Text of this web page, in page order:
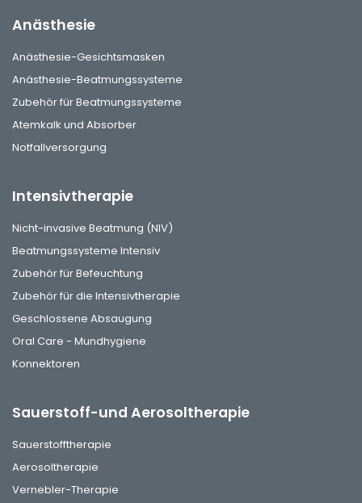
Anästhesie
Anästhesie-Gesichtsmasken
Anästhesie-Beatmungssysteme
Zubehör für Beatmungssysteme
Atemkalk und Absorber
Notfallversorgung
Intensivtherapie
Nicht-invasive Beatmung (NIV)
Beatmungssysteme Intensiv
Zubehör für Befeuchtung
Zubehör für die Intensivtherapie
Geschlossene Absaugung
Oral Care - Mundhygiene
Konnektoren
Sauerstoff-und Aerosoltherapie
Sauerstofftherapie
Aerosoltherapie
Vernebler-Therapie